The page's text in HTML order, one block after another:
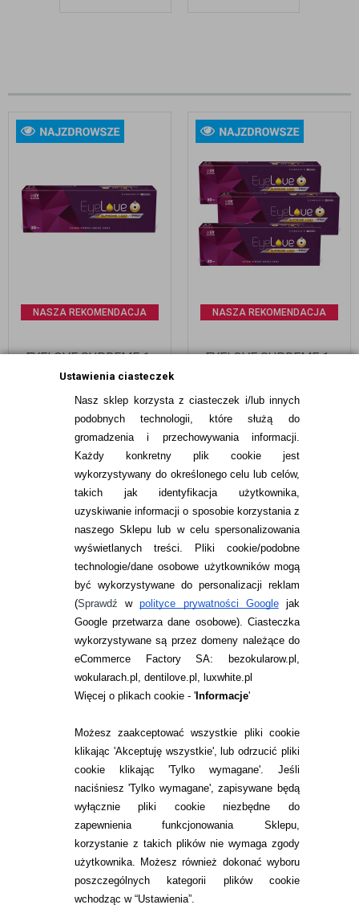
Ustawienia ciasteczek
Nasz sklep korzysta z ciasteczek i/lub innych
podobnych technologii, które służą do
gromadzenia i przechowywania informacji.
Każdy konkretny plik cookie jest
wykorzystywany do określonego celu lub celów,
takich jak identyfikacja użytkownika,
uzyskiwanie informacji o sposobie korzystania z
naszego Sklepu lub w celu spersonalizowania
wyświetlanych treści.
Pliki cookie/podobne
technologie/dane osobowe użytkowników mogą
być wykorzystywane do personalizacji reklam
(Sprawdźwpolityce prywatności Googlejak
Google przetwarza dane osobowe). Ciasteczka
wykorzystywane są przez domeny należące do
eCommerce Factory SA: bezokularow.pl,
wokularach.pl, dentilove.pl, luxwhite.pl
Więcej o plikach cookie - 'Informacje'
Możesz zaakceptować wszystkie pliki cookie
klikając 'Akceptuję wszystkie', lub odrzucić pliki
cookie klikając 'Tylko wymagane'. Jeśli
naciśniesz 'Tylko wymagane', zapisywane będą
wyłącznie pliki cookie niezbędne do
zapewnienia funkcjonowania Sklepu,
korzystanie z takich plików nie wymaga zgody
użytkownika. Możesz również dokonać wyboru
poszczególnych kategorii plików cookie
wchodząc w “Ustawienia”.
NASZA REKOMENDACJA
EYELOVE SUPREME 1-
DAY PRO 30 SZTUK
99,99pln
NASZA REKOMENDACJA
EYELOVE SUPREME 1-
269,97 pln
INFORMACJE KONTAKTOWE
JAK ZAMAWIAĆ?
ZWROTY I REKLAMACJA
WARUNKI ZAKUPÓW
RANKINGI SOCZEWEK
SOCZEWKI KOLOROWE
Zwrot (odstąpienie od umowy)
ZMIEŃ USTAWIENIA ZGODY NA CIASTECZKA
KONTAKT
telefon:
22 113 44 42
telefon:
732 08 08 72